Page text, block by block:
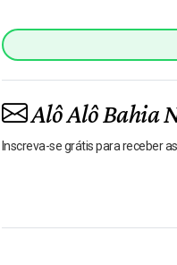
Alô Alô Bahia
Inscreva-se grátis para receber